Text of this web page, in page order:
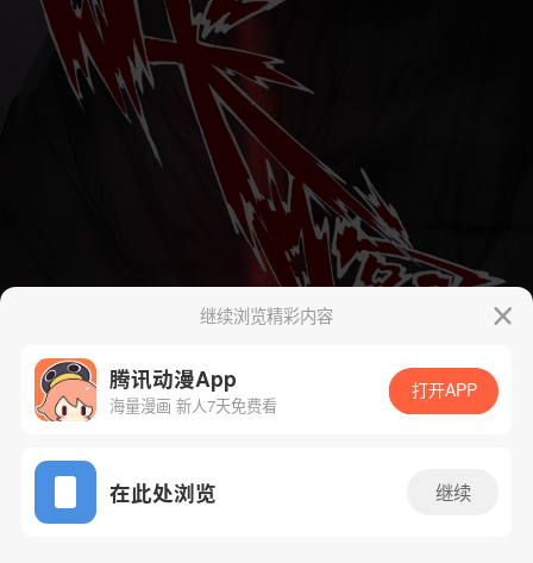
App免费看
继续浏览精彩内容
腾讯动漫App
海量漫画 新人7天免费看
打开APP
在此处浏览 继续